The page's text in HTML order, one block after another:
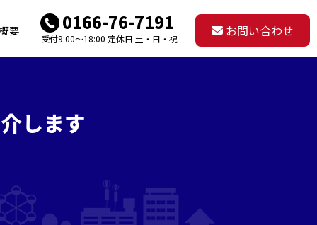
要 0166-76-7191
受付9:00～18:00 定休日 土・日・祝 お問い合わせ
します